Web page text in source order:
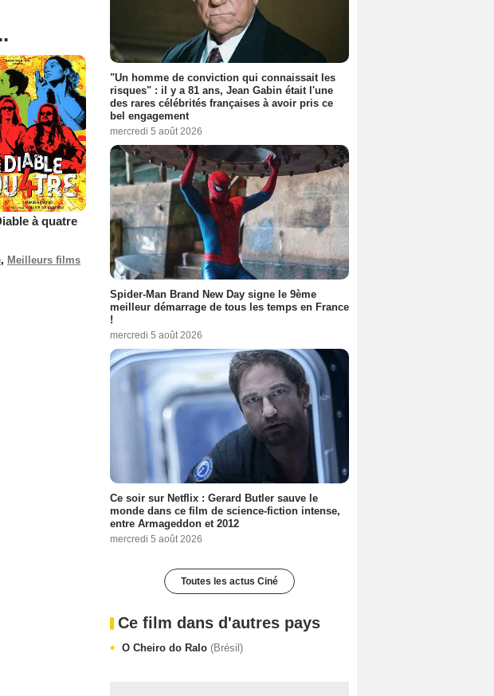
à quatre
, Meilleurs films
"Un homme de conviction qui connaissait les
risques" : il y a 81 ans, Jean Gabin était l'une
des rares célébrités françaises à avoir pris ce
bel engagement
mercredi 5 août 2026
Spider-Man Brand New Day signe le 9ème
meilleur démarrage de tous les temps en France
!
mercredi 5 août 2026
Ce soir sur Netflix : Gerard Butler sauve le
monde dans ce film de science-fiction intense,
entre Armageddon et 2012
mercredi 5 août 2026
Toutes les actus Ciné
Ce film dans d'autres pays
O Cheiro do Ralo (Brésil)